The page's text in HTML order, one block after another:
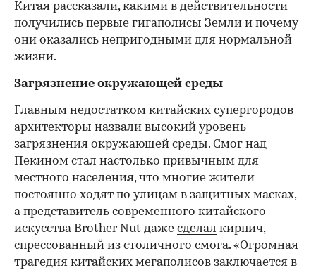
Китая рассказали, какими в действительности
получились первые гигаполисы Земли и почему
они оказались непригодными для нормальной
жизни.
Загрязнение окружающей среды
Главным недостатком китайских супергородов
архитекторы назвали высокий уровень
загрязнения окружающей среды. Смог над
Пекином стал настолько привычным для
местного населения, что многие жители
постоянно ходят по улицам в защитных масках,
а представитель современного китайского
искусства Brother Nut даже сделал кирпич,
спрессованный из столичного смога. «Огромная
трагедия китайских мегаполисов заключается в